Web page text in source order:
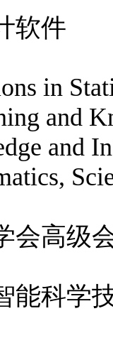
软件
in
and
and
,
会高级
能科学